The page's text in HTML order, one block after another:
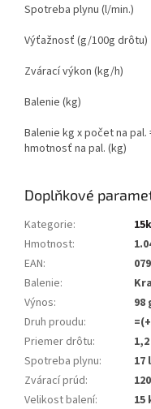
Spotreba plynu (l/min.)
Výťažnosť (g/100g drôtu)
Zvárací výkon (kg/h)
Balenie (kg)
Balenie kg x počet na pal.
hmotnosť na pal. (kg)
Doplňkové
Kategorie:
Hmotnost:
EAN:
Balenie:
Výnos:
98
Druh proudu:
Priemer drôtu:
Spotreba plynu:
17
Zvárací prúd:
Velikost balení:
15